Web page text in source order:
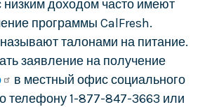
доходом часто имеют
программы CalFresh.
талонами на питание.
заявление на получение
в местный офис социального
телефону 1-877-847-3663 или